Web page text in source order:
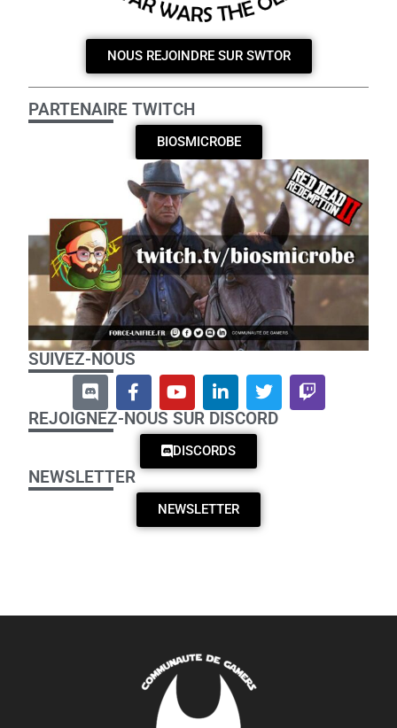
NOUS REJOINDRE SUR SWTOR
PARTENAIRE TWITCH
BIOSMICROBE
SUIVEZ-NOUS
REJOIGNEZ-NOUS SUR DISCORD
DISCORDS
NEWSLETTER
NEWSLETTER